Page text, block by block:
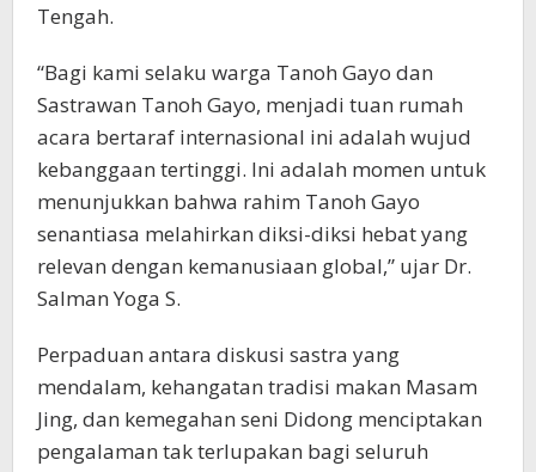
Tengah.
“Bagi kami selaku warga Tanoh Gayo dan
Sastrawan Tanoh Gayo, menjadi tuan rumah
acara bertaraf internasional ini adalah wujud
kebanggaan tertinggi. Ini adalah momen untuk
menunjukkan bahwa rahim Tanoh Gayo
senantiasa melahirkan diksi-diksi hebat yang
relevan dengan kemanusiaan global,” ujar Dr.
Salman Yoga S.
Perpaduan antara diskusi sastra yang
mendalam, kehangatan tradisi makan Masam
Jing, dan kemegahan seni Didong menciptakan
pengalaman tak terlupakan bagi seluruh